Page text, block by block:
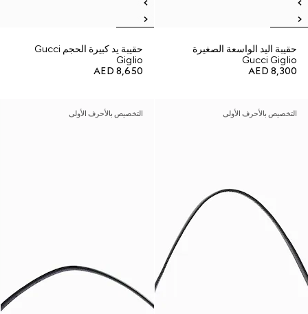
حقيبة اليد الواسعة الصغيرة
Gucci Giglio
AED 8,300
حقيبة يد كبيرة الحجم Gucci
Giglio
AED 8,650
التخصيص بالأحرف الأولى التخصيص بالأحرف الأولى